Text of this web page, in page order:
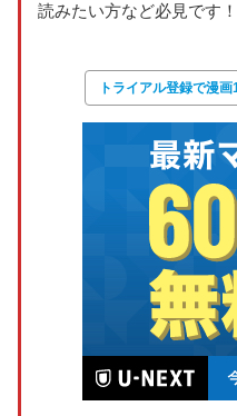
読みたい方など必見です！
トライアル登録で漫画